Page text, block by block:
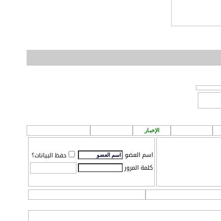
الإخبـار
اسم العضو
حفظ البيانات؟
كلمة المرور